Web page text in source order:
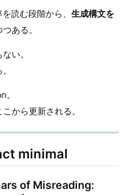
読む段階から、 生成構文を
ある。
い。
から更新される。
minimal
of Misreading: